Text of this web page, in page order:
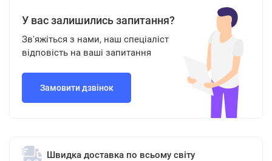
У вас залишились запитання?
Зв'яжіться з нами, наш спеціаліст
відповість на ваші запитання
Замовити дзвінок
Швидка доставка по всьому світу